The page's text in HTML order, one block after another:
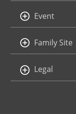
Event
Family Site
Legal